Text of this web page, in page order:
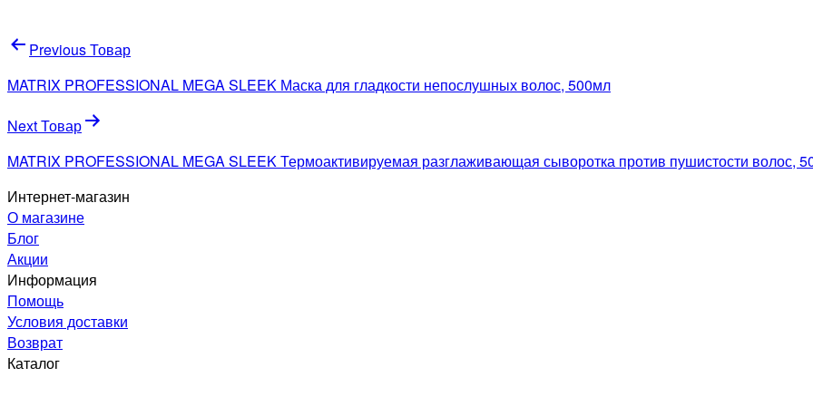
Навигация
по
записям
Previous Товар
MATRIX PROFESSIONAL MEGA SLEEK Маска для гладкости непослушных волос, 500мл
Next Товар
MATRIX PROFESSIONAL MEGA SLEEK Термоактивируемая разглаживающая сыворотка против пушистости волос,
Интернет-магазин
О магазине
Блог
Акции
Информация
Помощь
Условия доставки
Возврат
Каталог